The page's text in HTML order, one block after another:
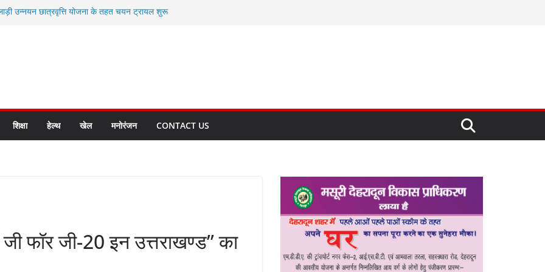
उन्नयन छात्रवृत्ति योजना के तहत चयन ट्रायल शुरू
आपदा मित्र कैडेट्स का हुआ है चयन
की सबसे बड़ी ताकत : मुख्यमंत्री पुष्कर सिंह धामी
बनाने के संकल्प को करना होगा साकार- मुख्यमंत्री
शिक्षा हेल्थ खेल मनोरंजन CONTACT US
फॉर जी-20 इन उत्तराखण्ड’’ का